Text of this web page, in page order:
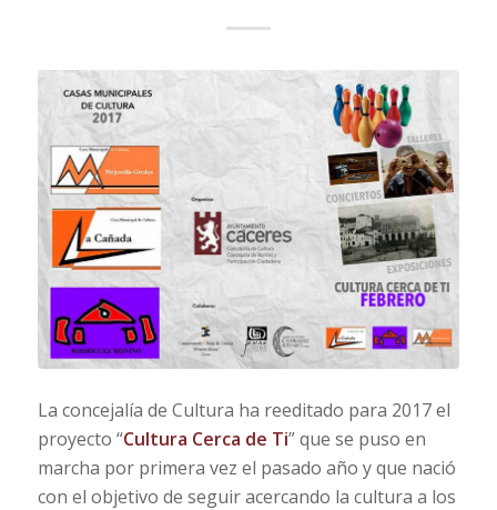
La concejalía de Cultura ha reeditado para 2017 el
proyecto “Cultura Cerca de Ti” que se puso en
marcha por primera vez el pasado año y que nació
con el objetivo de seguir acercando la cultura a los